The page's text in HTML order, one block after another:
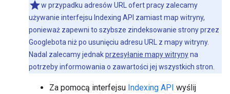
w przypadku adresów URL ofert pracy zalecamy
używanie interfejsu Indexing API zamiast map witryny,
ponieważ zapewni to szybsze zindeksowanie strony przez
Googlebota niż po usunięciu adresu URL z mapy witryny.
Nadal zalecamy jednakprzesyłanie mapy witrynyna
potrzeby informowania o zawartości jej wszystkich stron.
Za pomocą interfejsu Indexing API wyślij